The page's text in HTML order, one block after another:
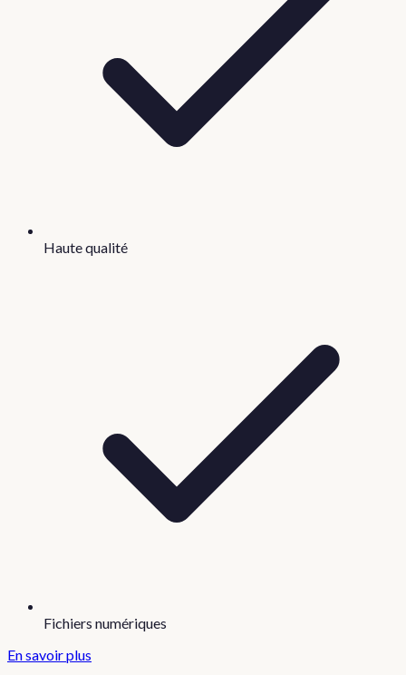
Haute qualité
Fichiers numériques
En savoir plus